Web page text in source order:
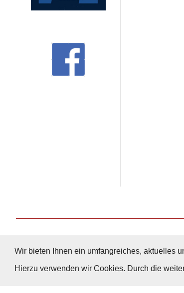
Wir bieten Ihnen ein umfangreiches, aktuelles
Hierzu verwenden wir Cookies. Durch die